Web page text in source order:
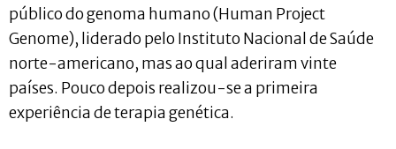
público do genoma humano (Human Project
Genome), liderado pelo Instituto Nacional de Saúde
norte-americano, mas ao qual aderiram vinte
países. Pouco depois realizou-se a primeira
experiência de terapia genética.